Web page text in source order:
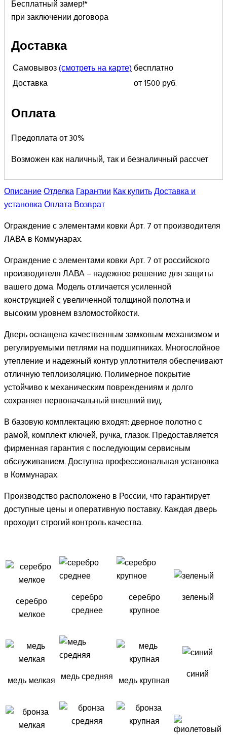
Бесплатный замер!*
при заключении договора
Доставка
Самовывоз(смотреть на карте)бесплатно
Доставка
от 1500 руб.
Оплата
Предоплата от 30%
Возможен как наличный, так и безналичный рассчет
ОписаниеОтделкаГарантииКак купитьДоставка и
установкаОплатаВозврат
Ограждение с элементами ковки Арт. 7 от производителя
ЛАВА в Коммунарах.
Ограждение с элементами ковки Арт. 7 от российского
производителя ЛАВА – надежное решение для защиты
вашего дома. Модель отличается усиленной
конструкцией с увеличенной толщиной полотна и
высоким уровнем взломостойкости.
Дверь оснащена качественным замковым механизмом и
регулируемыми петлями на подшипниках. Многослойное
утепление и надежный контур уплотнителя обеспечивают
отличную теплоизоляцию. Полимерное покрытие
устойчиво к механическим повреждениям и долго
сохраняет первоначальный внешний вид.
В базовую комплектацию входят: дверное полотно с
рамой, комплект ключей, ручка, глазок. Предоставляется
фирменная гарантия с последующим сервисным
обслуживанием. Доступна профессиональная установка
в Коммунарах.
Производство расположено в России, что гарантирует
доступные цены и оперативную поставку. Каждая дверь
проходит строгий контроль качества.
серебро
мелкое
серебро
среднее
серебро
крупное
зеленый
медь мелкая медь средняя медь крупная синий